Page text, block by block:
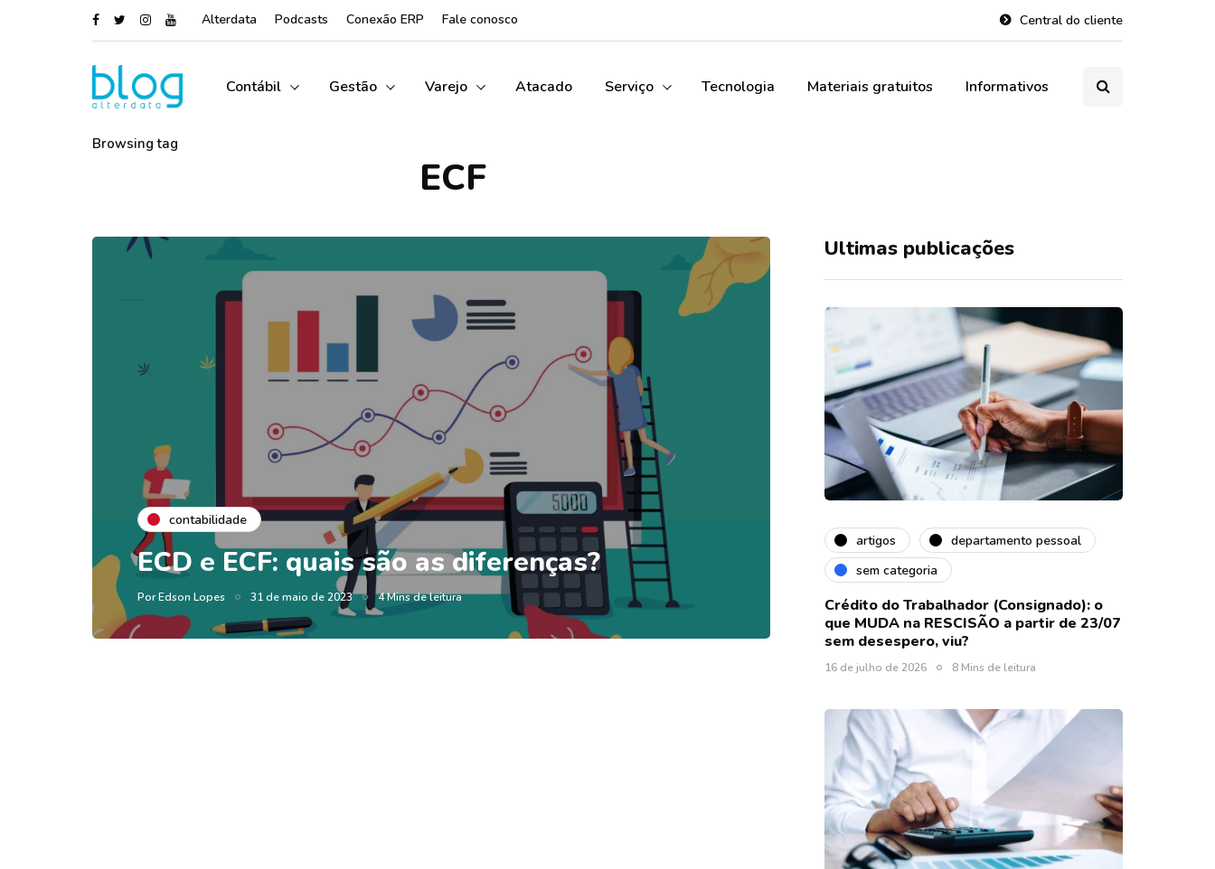
Alterdata Podcasts Conexão ERP Fale conosco Central do cliente
Contábil Gestão Varejo Atacado Serviço Tecnologia Materiais gratuitos Informativos
Browsing tag
ECF
contabilidade
ECD e ECF: quais são as diferenças?
PorEdson Lopes 31 de maio de 2023 4 Mins de leitura
Ultimas publicações
artigos
departamento pessoal
sem categoria
Crédito do Trabalhador (Consignado): o
que MUDA na RESCISÃO a partir de 23/07
sem desespero, viu?
16 de julho de 2026 8 Mins de leitura